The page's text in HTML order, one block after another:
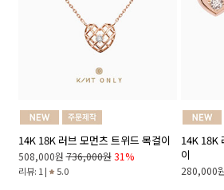
14K 18K 러브 모먼츠 트위드 목걸이
508,000원 736,000원 31%
리뷰: 1 | 5.0
14K 18K
이
280,000